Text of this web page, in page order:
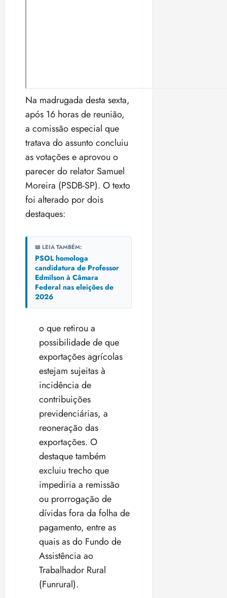
Na madrugada desta sexta,
após 16 horas de reunião,
a comissão especial que
tratava do assunto concluiu
as votações e aprovou o
parecer do relator Samuel
Moreira (PSDB-SP). O texto
foi alterado por dois
destaques:
📖 LEIA TAMBÉM:
PSOL homologa
candidatura de Professor
Edmilson à Câmara
Federal nas eleições de
2026
o que retirou a
possibilidade de que
exportações agrícolas
estejam sujeitas à
incidência de
contribuições
previdenciárias, a
reoneração das
exportações. O
destaque também
excluiu trecho que
impediria a remissão
ou prorrogação de
dívidas fora da folha de
pagamento, entre as
quais as do Fundo de
Assistência ao
Trabalhador Rural
(Funrural).